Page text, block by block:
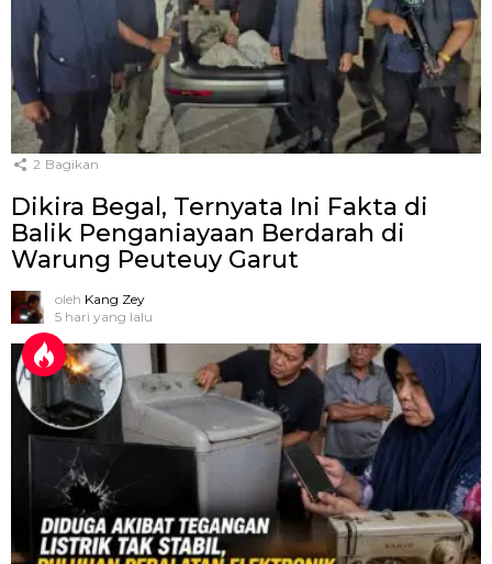
2 Bagikan
Dikira Begal, Ternyata Ini Fakta di
Balik Penganiayaan Berdarah di
Warung Peuteuy Garut
oleh Kang Zey
5 hari yang lalu